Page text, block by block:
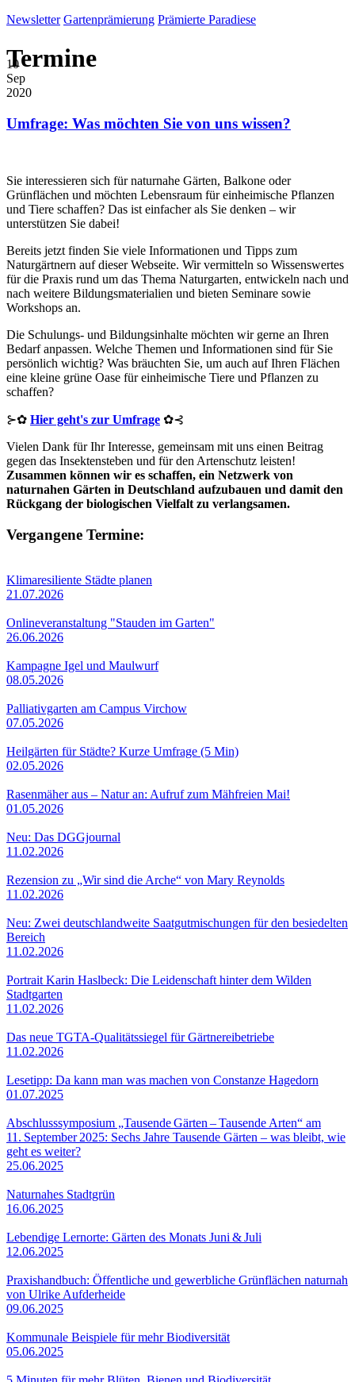
Newsletter Gartenprämierung Prämierte Paradiese
Termine
10
Sep
2020
Umfrage: Was möchten Sie von uns wissen?
Sie interessieren sich für naturnahe Gärten, Balkone oder
Grünflächen und möchten Lebensraum für einheimische Pflanzen
und Tiere schaffen? Das ist einfacher als Sie denken – wir
unterstützen Sie dabei!
Bereits jetzt finden Sie viele Informationen und Tipps zum
Naturgärtnern auf dieser Webseite. Wir vermitteln so Wissenswertes
für die Praxis rund um das Thema Naturgarten, entwickeln nach und
nach weitere Bildungsmaterialien und bieten Seminare sowie
Workshops an.
Die Schulungs- und Bildungsinhalte möchten wir gerne an Ihren
Bedarf anpassen. Welche Themen und Informationen sind für Sie
persönlich wichtig? Was bräuchten Sie, um auch auf Ihren Flächen
eine kleine grüne Oase für einheimische Tiere und Pflanzen zu
schaffen?
⊱✿ Hier geht's zur Umfrage ✿⊰
Vielen Dank für Ihr Interesse, gemeinsam mit uns einen Beitrag
gegen das Insektensteben und für den Artenschutz leisten!
Zusammen können wir es schaffen, ein Netzwerk von
naturnahen Gärten in Deutschland aufzubauen und damit den
Rückgang der biologischen Vielfalt zu verlangsamen.
Vergangene Termine:
Klimaresiliente Städte planen
21.07.2026
Onlineveranstaltung "Stauden im Garten"
26.06.2026
Kampagne Igel und Maulwurf
08.05.2026
Palliativgarten am Campus Virchow
07.05.2026
Heilgärten für Städte? Kurze Umfrage (5 Min)
02.05.2026
Rasenmäher aus – Natur an: Aufruf zum Mähfreien Mai!
01.05.2026
Neu: Das DGGjournal
11.02.2026
Rezension zu „Wir sind die Arche“ von Mary Reynolds
11.02.2026
Neu: Zwei deutschlandweite Saatgutmischungen für den besiedelten
Bereich
11.02.2026
Portrait Karin Haslbeck: Die Leidenschaft hinter dem Wilden
Stadtgarten
11.02.2026
Das neue TGTA-Qualitätssiegel für Gärtnereibetriebe
11.02.2026
Lesetipp: Da kann man was machen von Constanze Hagedorn
01.07.2025
Abschlusssymposium „Tausende Gärten – Tausende Arten“ am
11. September 2025: Sechs Jahre Tausende Gärten – was bleibt, wie
geht es weiter?
25.06.2025
Naturnahes Stadtgrün
16.06.2025
Lebendige Lernorte: Gärten des Monats Juni & Juli
12.06.2025
Praxishandbuch: Öffentliche und gewerbliche Grünflächen naturnah
von Ulrike Aufderheide
09.06.2025
Kommunale Beispiele für mehr Biodiversität
05.06.2025